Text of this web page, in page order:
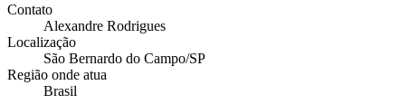
Contato
Alexandre Rodrigues
Localização
São Bernardo do Campo/SP
Região onde atua
Brasil